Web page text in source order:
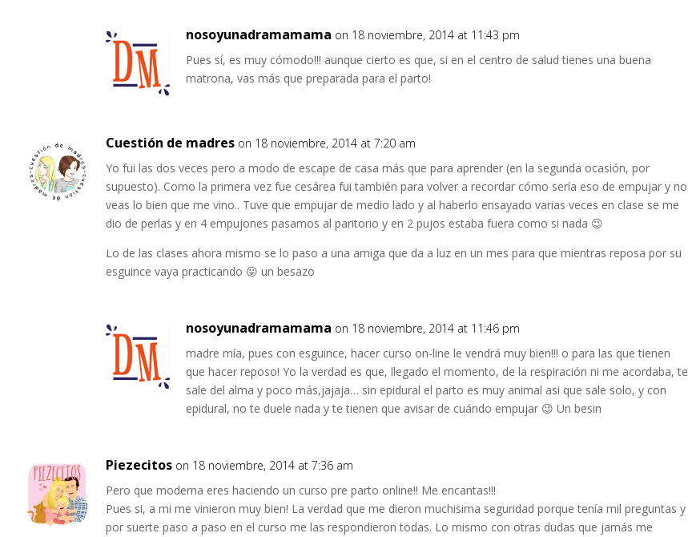
nosoyunadramamama on 18 noviembre, 2014 at 11:43 pm
Pues sí, es muy cómodo!!! aunque cierto es que, si en el centro de salud tienes una buena
matrona, vas más que preparada para el parto!
Cuestión de madres on 18 noviembre, 2014 at 7:20 am
Yo fui las dos veces pero a modo de escape de casa más que para aprender (en la segunda ocasión, por
supuesto). Como la primera vez fue cesárea fui también para volver a recordar cómo sería eso de empujar y no
veas lo bien que me vino.. Tuve que empujar de medio lado y al haberlo ensayado varias veces en clase se me
dio de perlas y en 4 empujones pasamos al paritorio y en 2 pujos estaba fuera como si nada 😉
Lo de las clases ahora mismo se lo paso a una amiga que da a luz en un mes para que mientras reposa por su
esguince vaya practicando 😛 un besazo
nosoyunadramamama on 18 noviembre, 2014 at 11:46 pm
madre mía, pues con esguince, hacer curso on-line le vendrá muy bien!!! o para las que tienen
que hacer reposo! Yo la verdad es que, llegado el momento, de la respiración ni me acordaba, te
sale del alma y poco más,jajaja… sin epidural el parto es muy animal asi que sale solo, y con
epidural, no te duele nada y te tienen que avisar de cuándo empujar 😉 Un besin
Piezecitos on 18 noviembre, 2014 at 7:36 am
Pero que moderna eres haciendo un curso pre parto online!! Me encantas!!!
Pues si, a mi me vinieron muy bien! La verdad que me dieron muchisima seguridad porque tenía mil preguntas y
por suerte paso a paso en el curso me las respondieron todas. Lo mismo con otras dudas que jamás me